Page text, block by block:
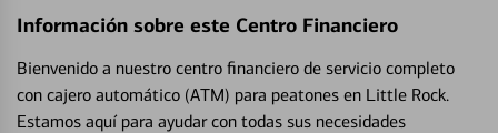
Información sobre este Centro Financiero
Bienvenido a nuestro centro financiero de servicio completo
con cajero automático (ATM) para peatones en Little Rock.
Estamos aquí para ayudar con todas sus necesidades